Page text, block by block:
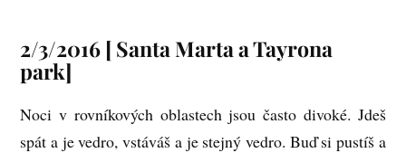
2/3/2016 [ Santa Marta a Tayrona
park]
Noci v rovníkových oblastech jsou často divoké. Jdeš
spát a je vedro, vstáváš a je stejný vedro. Buď si pustíš a